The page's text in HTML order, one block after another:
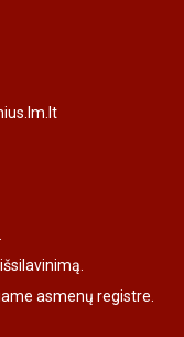
asmenų registre.